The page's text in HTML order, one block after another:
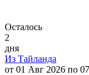
Осталось
2
дня
Из Тайланда
от 01 Авг 2026 по